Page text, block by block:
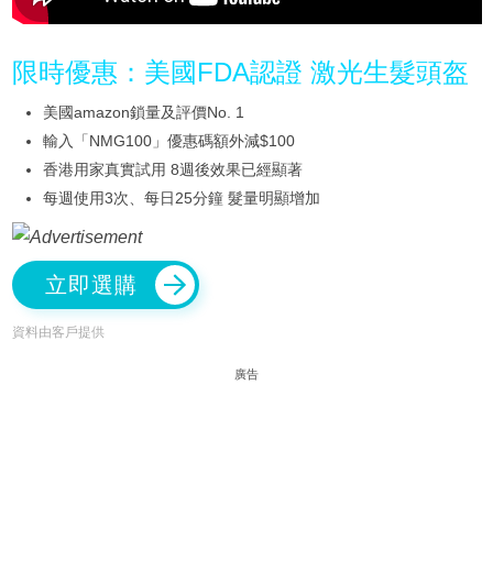
限時優惠：美國FDA認證 激光生髮頭盔
美國amazon鎖量及評價No. 1
輸入「NMG100」優惠碼額外減$100
香港用家真實試用 8週後效果已經顯著
每週使用3次、每日25分鐘 髮量明顯增加
立即選購
資料由客戶提供
廣告